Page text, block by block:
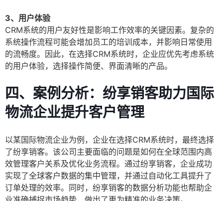
3、用户体验
CRM系统的用户友好性是影响工作效率的关键因素。复杂的
系统操作流程可能会增加员工的培训成本，并影响日常使用
的流畅度。因此，在选择CRM系统时，企业应优先考虑系统
的用户体验，选择操作简便、界面清晰的产品。
四、案例分析：纷享销客助力国际
物流企业提升客户管理
以某国际物流企业为例，企业在选择CRM系统时，最终选择
了纷享销客。该公司主要面临的问题是如何在全球范围内高
效管理客户关系及优化业务流程。通过纷享销客，企业成功
实现了全球客户数据的集中管理，并通过自动化工具提升了
订单处理的效率。同时，纷享销客的数据分析功能也帮助企